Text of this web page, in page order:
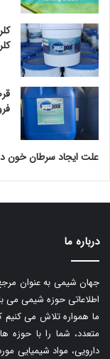
علت ایجاد سرطان خون
درباره ما
جهان شیمی به عنوان
اطلاعاتی حوزه شیمی می
ما همواره تلاش می کنیم
متعدد، شما را با حوزه
دارویی، مواد شیمیایی